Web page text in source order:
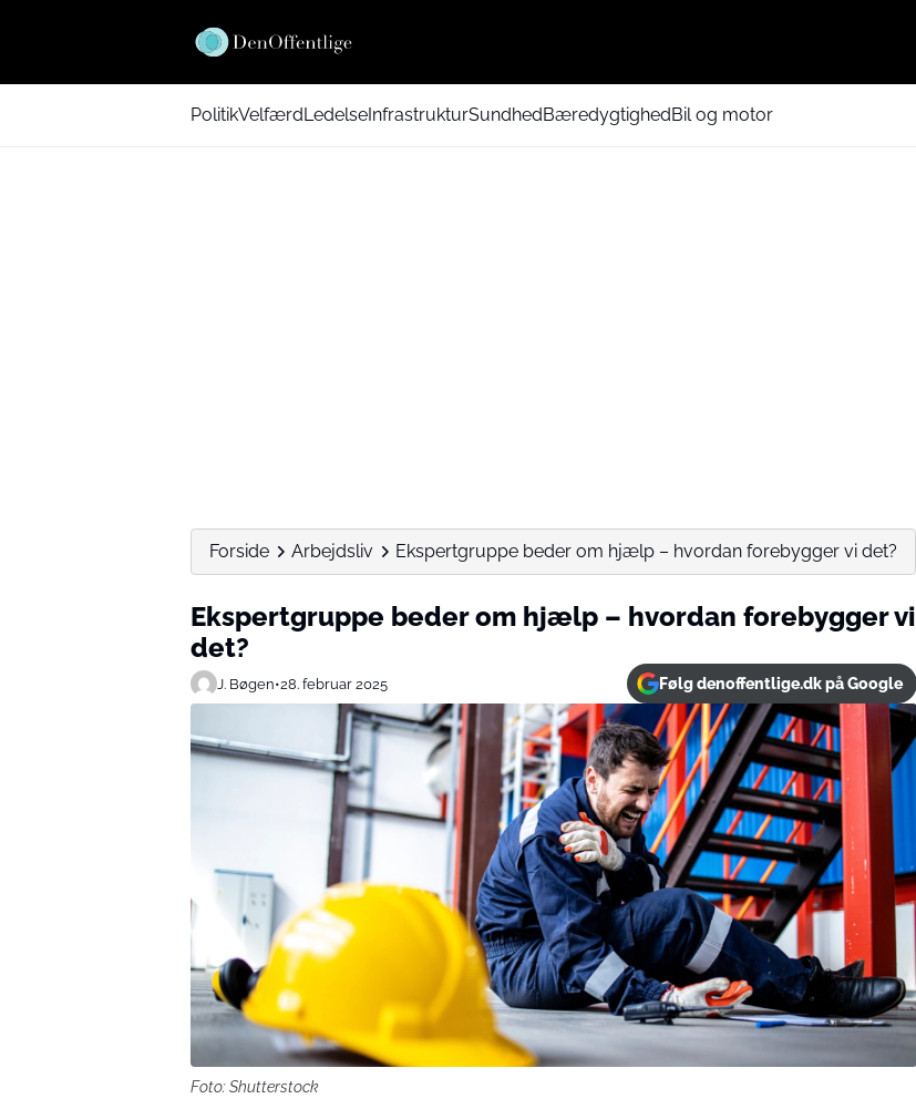
PolitikVelfærdLedelseInfrastrukturSundhedBæredygtighedBil og motor
Forside Arbejdsliv Ekspertgruppe beder om hjælp – hvordan forebygger vi det?
Ekspertgruppe beder om hjælp – hvordan forebygger vi
det?
J. Bøgen•28. februar 2025 Følg denoffentlige.dk på Google
Foto: Shutterstock